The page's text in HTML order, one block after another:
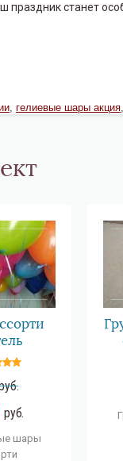
праздник станет
, гелиевые шары акция,
руб.
шары